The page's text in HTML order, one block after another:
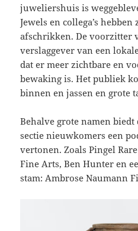
juweliershuis is
Jewels en collega’s
afschrikken. De voorzitter
verslaggever van een
dat er meer zichtbare en
bewaking is. Het publiek
binnen en jassen en grote
Behalve grote namen biedt
sectie nieuwkomers een
vertonen. Zoals Pingel
Fine Arts, Ben Hunter en
stam: Ambrose Naumann